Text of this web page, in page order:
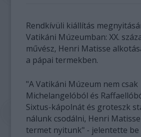
Rendkívüli kiállítás
Vatikáni Múzeumban: XX.
művész, Henri Matisse
a pápai termekben.
"A Vatikáni Múzeum nem csak
Michelangelóból és
Sixtus-kápolnát és groteszk
nálunk csodálni, Henri
termet nyitunk" - jelentette